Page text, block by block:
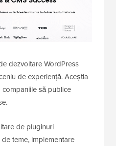
dezvoltare WordPress
de experiență. Aceștia
să publice
de pluginuri
teme, implementare